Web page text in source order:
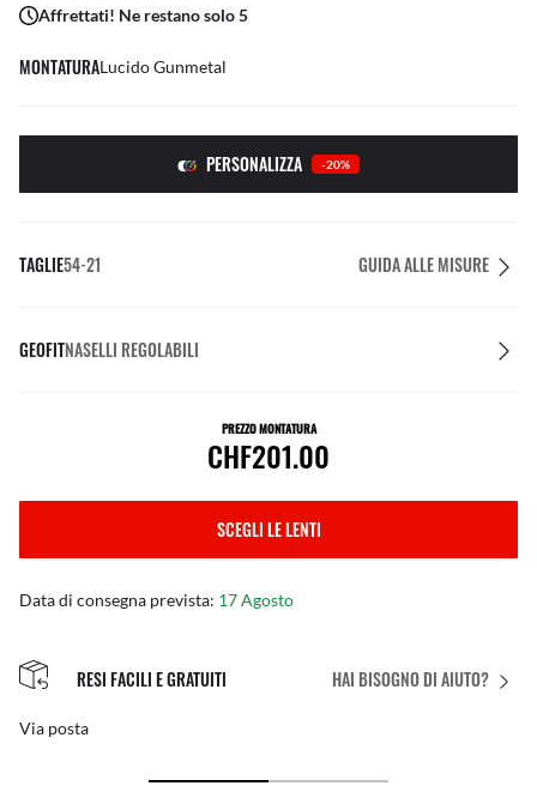
Affrettati! Ne restano solo 5
MONTATURALucido Gunmetal
PERSONALIZZA -20%
TAGLIE54-21 GUIDA ALLE MISURE
GEOFITNASELLI REGOLABILI
PREZZO MONTATURA
CHF201.00
SCEGLI LE LENTI
Data di consegna prevista: 17 Agosto
HAI BISOGNO DI AIUTO?
RESI FACILI E GRATUITI
Via posta